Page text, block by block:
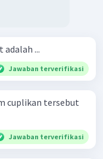
...
Jawaban terverifikasi
cuplikan tersebut
Jawaban terverifikasi